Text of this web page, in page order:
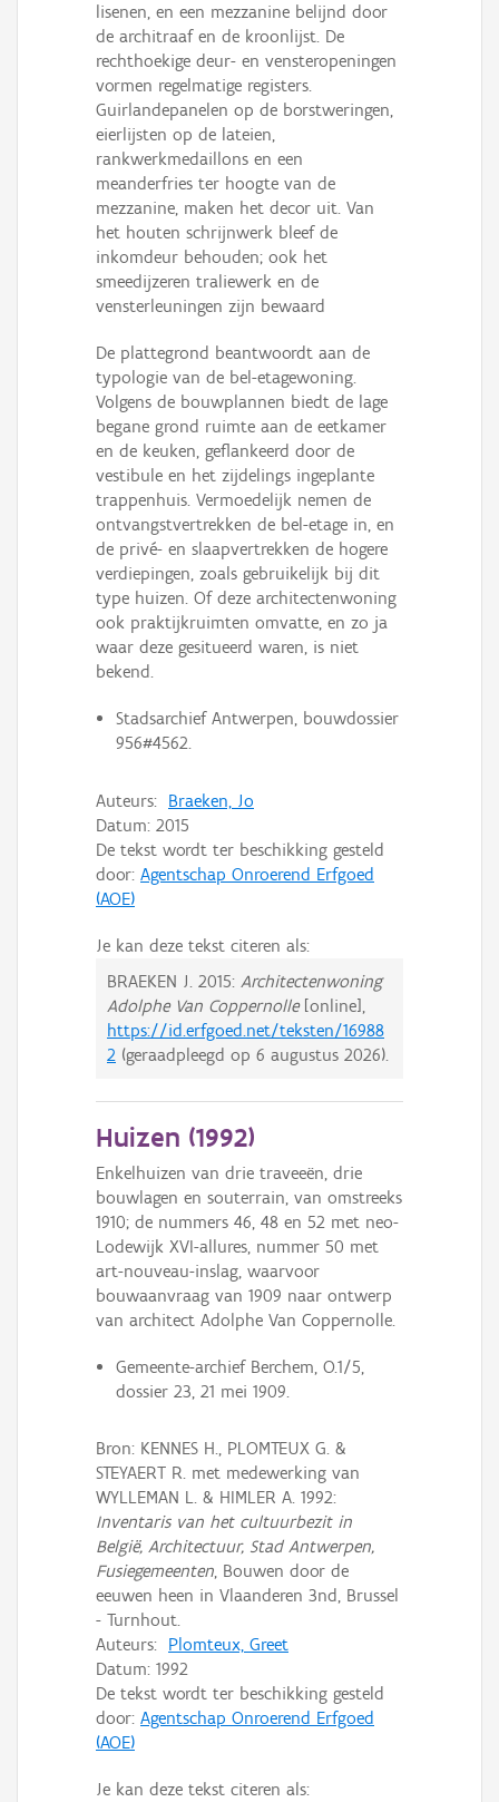
lisenen, en een mezzanine belijnd door
de architraaf en de kroonlijst. De
rechthoekige deur- en vensteropeningen
vormen regelmatige registers.
Guirlandepanelen op de borstweringen,
eierlijsten op de lateien,
rankwerkmedaillons en een
meanderfries ter hoogte van de
mezzanine, maken het decor uit. Van
het houten schrijnwerk bleef de
inkomdeur behouden; ook het
smeedijzeren traliewerk en de
vensterleuningen zijn bewaard
De plattegrond beantwoordt aan de
typologie van de bel-etagewoning.
Volgens de bouwplannen biedt de lage
begane grond ruimte aan de eetkamer
en de keuken, geflankeerd door de
vestibule en het zijdelings ingeplante
trappenhuis. Vermoedelijk nemen de
ontvangstvertrekken de bel-etage in, en
de privé- en slaapvertrekken de hogere
verdiepingen, zoals gebruikelijk bij dit
type huizen. Of deze architectenwoning
ook praktijkruimten omvatte, en zo ja
waar deze gesitueerd waren, is niet
bekend.
Stadsarchief Antwerpen, bouwdossier
956#4562.
Auteurs: Braeken, Jo
Datum: 2015
De tekst wordt ter beschikking gesteld
door: Agentschap Onroerend Erfgoed
(AOE)
Je kan deze tekst citeren als:
BRAEKEN J. 2015: Architectenwoning
Adolphe Van Coppernolle[online],
https://id.erfgoed.net/teksten/16988
2 (geraadpleegd op 6 augustus 2026).
Huizen (1992)
Enkelhuizen van drie traveeën, drie
bouwlagen en souterrain, van omstreeks
1910; de nummers 46, 48 en 52 met neo-
Lodewijk XVI-allures, nummer 50 met
art-nouveau-inslag, waarvoor
bouwaanvraag van 1909 naar ontwerp
van architect Adolphe Van Coppernolle.
Gemeente-archief Berchem, O.1/5,
dossier 23, 21 mei 1909.
Bron: KENNES H., PLOMTEUX G. &
STEYAERT R. met medewerking van
WYLLEMAN L. & HIMLER A. 1992:
Inventaris van het cultuurbezit in
België, Architectuur, Stad Antwerpen,
Fusiegemeenten, Bouwen door de
eeuwen heen in Vlaanderen 3nd, Brussel
- Turnhout.
Auteurs: Plomteux, Greet
Datum: 1992
De tekst wordt ter beschikking gesteld
door: Agentschap Onroerend Erfgoed
(AOE)
Je kan deze tekst citeren als: